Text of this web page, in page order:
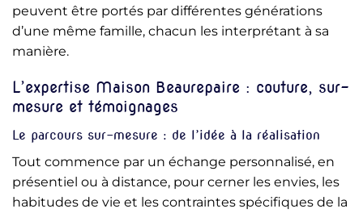
peuvent être portés par différentes générations
d’une même famille, chacun les interprétant à sa
manière.
L’expertise Maison Beaurepaire : couture, sur-
mesure et témoignages
Le parcours sur-mesure : de l’idée à la réalisation
Tout commence par un échange personnalisé, en
présentiel ou à distance, pour cerner les envies, les
habitudes de vie et les contraintes spécifiques de la